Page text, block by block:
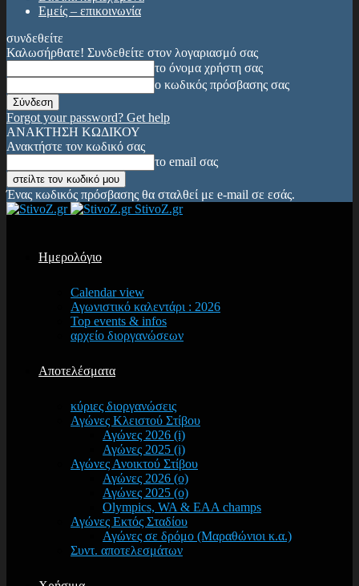
Εμείς – επικοινωνία
συνδεθείτε
Καλωσήρθατε! Συνδεθείτε στον λογαριασμό σας
το όνομα χρήστη σας
ο κωδικός πρόσβασης σας
Forgot your password? Get help
ΑΝΑΚΤΗΣΗ ΚΩΔΙΚΟΥ
Ανακτήστε τον κωδικό σας
το email σας
Ένας κωδικός πρόσβασης θα σταλθεί με e-mail σε εσάς.
StivoZ.gr
Ημερολόγιο
Calendar view
Αγωνιστικό καλεντάρι : 2026
Top events & infos
αρχείο διοργανώσεων
Αποτελέσματα
κύριες διοργανώσεις
Αγώνες Κλειστού Στίβου
Αγώνες 2026 (i)
Αγώνες 2025 (i)
Αγώνες Ανοικτού Στίβου
Αγώνες 2026 (o)
Αγώνες 2025 (o)
Olympics, WA & EAA champs
Αγώνες Εκτός Σταδίου
Αγώνες σε δρόμο (Μαραθώνιοι κ.α.)
Συντ. αποτελεσμάτων